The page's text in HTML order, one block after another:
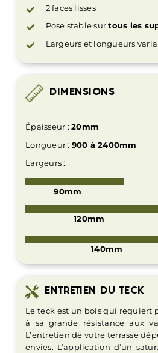
2 faces lisses
Pose stable surtous les
Largeurs et longueurs
DIMENSIONS
Épaisseur :20mm
Longueur : 900 à 2400mm
Largeurs :
90mm
120mm
140mm
ENTRETIEN DU TECK
Le teck est un bois qui requiert
à sa grande résistance aux
L’entretien de votre terrasse
envies. L’application d’un